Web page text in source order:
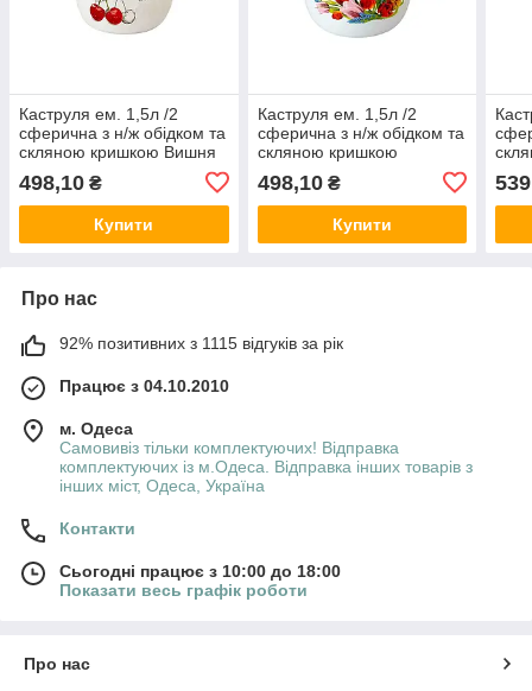
Каструля ем. 1,5л /2
сферична з н/ж обідком та
скляною кришкою Вишня
(I61908/2) ТМ IDILIA
498,10 ₴
Купити
Каструля ем. 1,5л /2
сферична з н/ж обідком та
скляною кришкою
(I61908/2) ТМ IDILIA
498,10₴
Купити
Про нас
92% позитивних з 1115 відгуків за рік
Працює з 04.10.2010
м. Одеса
Самовивіз тільки комплектуючих! Відправка
комплектуючих із м.Одеса. Відправка інших товарів з
інших міст, Одеса, Україна
Контакти
Сьогодні працює з 10:00 до 18:00
Показати весь графік роботи
Про нас